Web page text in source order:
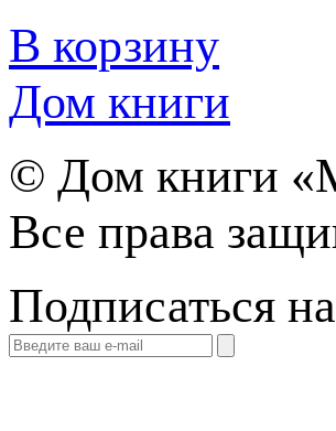
В корзину
Дом книги
© Дом книги
Все права
Подписаться